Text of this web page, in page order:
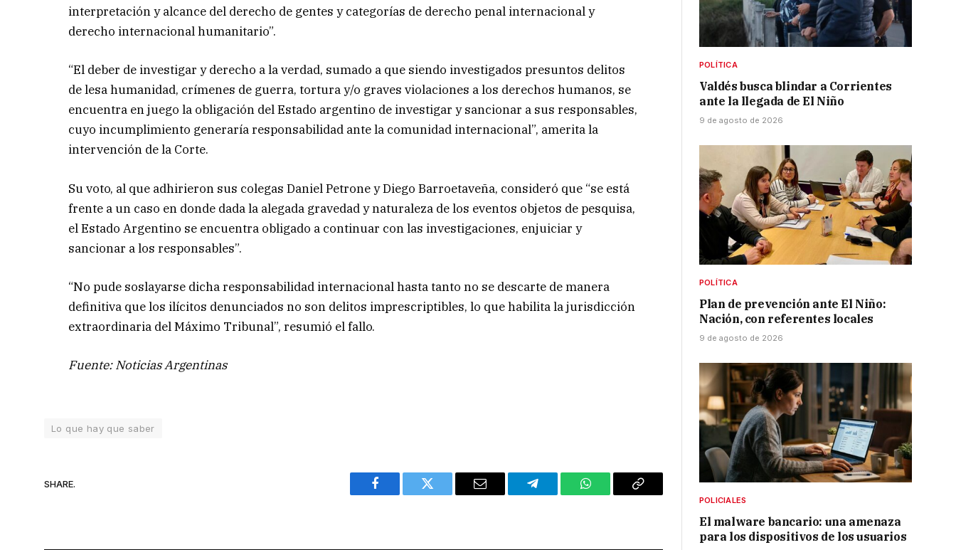
interpretación y alcance del derecho de gentes y categorías de derecho penal internacional y
derecho internacional humanitario”.
“El deber de investigar y derecho a la verdad, sumado a que siendo investigados presuntos delitos
de lesa humanidad, crímenes de guerra, tortura y/o graves violaciones a los derechos humanos, se
encuentra en juego la obligación del Estado argentino de investigar y sancionar a sus responsables,
cuyo incumplimiento generaría responsabilidad ante la comunidad internacional”, amerita la
intervención de la Corte.
Su voto, al que adhirieron sus colegas Daniel Petrone y Diego Barroetaveña, consideró que “se está
frente a un caso en donde dada la alegada gravedad y naturaleza de los eventos objetos de pesquisa,
el Estado Argentino se encuentra obligado a continuar con las investigaciones, enjuiciar y
sancionar a los responsables”.
“No pude soslayarse dicha responsabilidad internacional hasta tanto no se descarte de manera
definitiva que los ilícitos denunciados no son delitos imprescriptibles, lo que habilita la jurisdicción
extraordinaria del Máximo Tribunal”, resumió el fallo.
Fuente: Noticias Argentinas
Lo que hay que saber
SHARE.
Facebook Twitter Email Telegram WhatsAppCopy
POLÍTICA
Valdés busca blindar a Corrientes
ante la llegada de El Niño
9 de agosto de 2026
POLÍTICA
Plan de prevención ante El Niño:
Nación, con referentes locales
9 de agosto de 2026
POLICIALES
El malware bancario: una amenaza
para los dispositivos de los usuarios